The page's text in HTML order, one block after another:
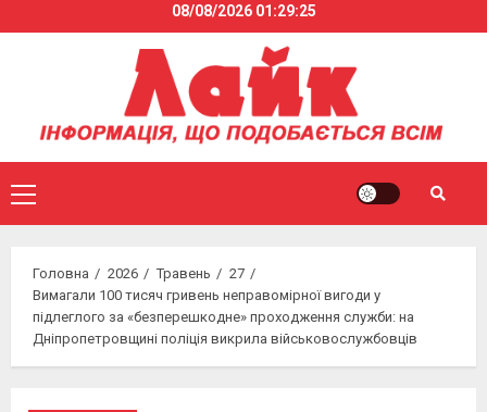
to
08/08/2026 01:29:25
Primary
Menu
Головна 2026 Травень
27
Вимагали 100 тисяч гривень неправомірної вигоди у
підлеглого за «безперешкодне» проходження служби: на
Дніпропетровщині поліція викрила військовослужбовців